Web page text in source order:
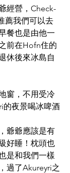
經營，Check-
薦我們可以去
餐也是由他一
前在Hofn住的
休後來冰島自
窗，不用受冷
的夜景喝冰啤酒
爺爺應該是有
好睡！枕頭也
是和我們一樣
過了Akureyri之